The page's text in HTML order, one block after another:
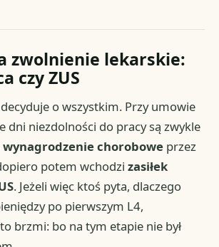
zwolnienie lekarskie:
czy ZUS
o wszystkim. Przy umowie
dni niezdolności do pracy są zwykle
wynagrodzenie chorobowe przez
potem wchodzizasiłek
. Jeżeli więc ktoś pyta, dlaczego
po pierwszym L4,
brzmi: bo na tym etapie nie był